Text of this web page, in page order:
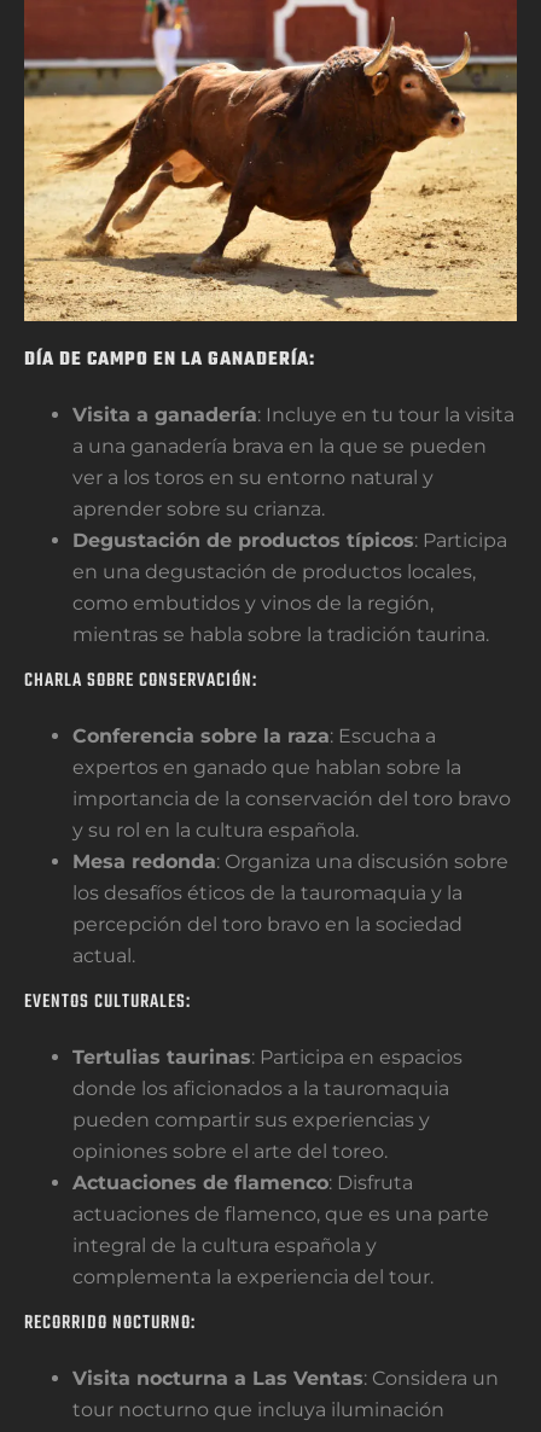
DÍA DE CAMPO EN LA GANADERÍA:
Visita a ganadería: Incluye en tu tour la visita
a una ganadería brava en la que se pueden
ver a los toros en su entorno natural y
aprender sobre su crianza.
Degustación de productos típicos: Participa
en una degustación de productos locales,
como embutidos y vinos de la región,
mientras se habla sobre la tradición taurina.
CHARLA SOBRE CONSERVACIÓN:
Conferencia sobre la raza: Escucha a
expertos en ganado que hablan sobre la
importancia de la conservación del toro bravo
y su rol en la cultura española.
Mesa redonda: Organiza una discusión sobre
los desafíos éticos de la tauromaquia y la
percepción del toro bravo en la sociedad
actual.
EVENTOS CULTURALES:
Tertulias taurinas: Participa en espacios
donde los aficionados a la tauromaquia
pueden compartir sus experiencias y
opiniones sobre el arte del toreo.
Actuaciones de flamenco: Disfruta
actuaciones de flamenco, que es una parte
integral de la cultura española y
complementa la experiencia del tour.
RECORRIDO NOCTURNO:
Visita nocturna a Las Ventas: Considera un
tour nocturno que incluya iluminación